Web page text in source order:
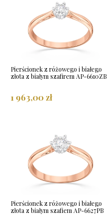
Pierścionek z różowego i białego
złota z białym szafirem AP-6610ZB
1 963,00 zł
Pierścionek z różowego i białego
złota z białym szafiem AP-6627PB